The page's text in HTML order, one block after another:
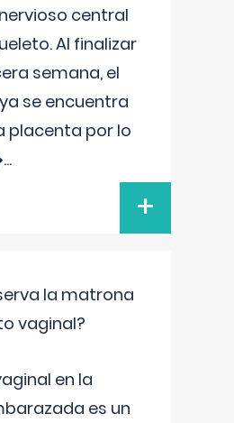
central
Al finalizar
semana, el
se encuentra
placenta por lo
...
+
la matrona
vaginal?
en la
es un